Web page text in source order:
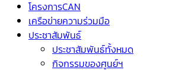
โครงการCAN
เครือข่ายความร่วมมือ
ประชาสัมพันธ์
ประชาสัมพันธ์ทั้งหมด
กิจกรรมของศูนย์ฯ